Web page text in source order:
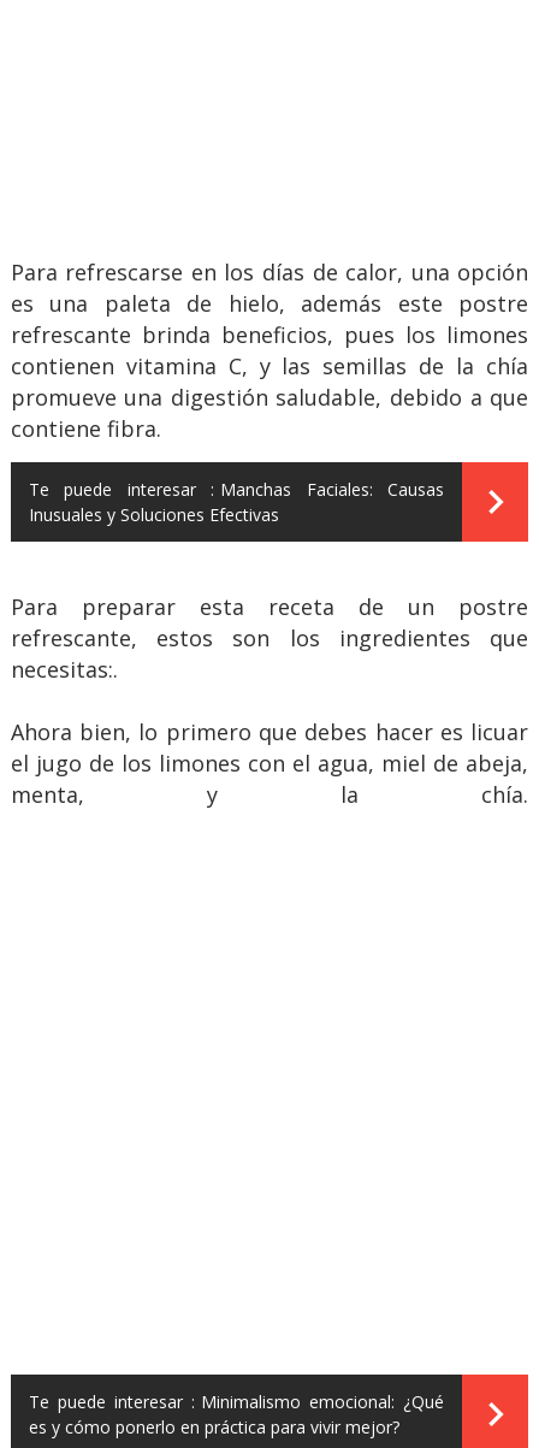
Para refrescarse en los días de calor, una opción
es una paleta de hielo, además este postre
refrescante brinda beneficios, pues los limones
contienen vitamina C, y las semillas de la chía
promueve una digestión saludable, debido a que
contiene fibra.
Te puede interesar : Manchas Faciales: Causas
Inusuales y Soluciones Efectivas
Para preparar esta receta de un postre
refrescante, estos son los ingredientes que
necesitas:.
Ahora bien, lo primero que debes hacer es licuar
el jugo de los limones con el agua, miel de abeja,
menta, y la chía.
Te puede interesar : Minimalismo emocional: ¿Qué
es y cómo ponerlo en práctica para vivir mejor?